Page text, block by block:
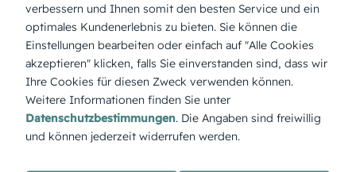
Produktbeschreibung
'Borte' – feines, dekoratives Muster wie aus edler Spitze, das
Eleganz und festliche Zurückhaltung auf den Tisch bringt.
verbessern und Ihnen somit den besten Service und ein
optimales Kundenerlebnis zu bieten. Sie können die
Einstellungen bearbeiten oder einfach auf "Alle Cookies
akzeptieren" klicken, falls Sie einverstanden sind, dass wir
Ihre Cookies für diesen Zweck verwenden können.
Weitere Informationen finden Sie unter
Datenschutzbestimmungen. Die Angaben sind freiwillig
und können jederzeit widerrufen werden.